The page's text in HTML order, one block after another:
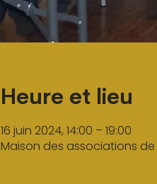
Heure et lieu
16 juin 2024, 14:00 – 19:00
Maison des associations de